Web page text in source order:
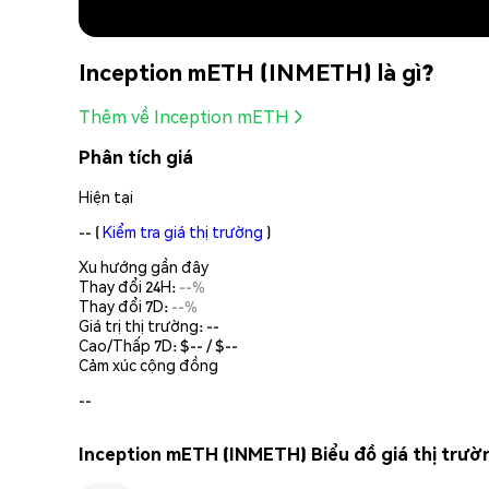
Inception mETH (INMETH) là gì?
Thêm về Inception mETH
Phân tích giá
Hiện tại
-- (Kiểm tra giá thị trường )
Xu hướng gần đây
Thay đổi 24H: --%
Thay đổi 7D: --%
Giá trị thị trường: --
Cao/Thấp 7D: $-- / $--
Cảm xúc cộng đồng
--
Inception mETH (INMETH) Biểu đồ giá thị